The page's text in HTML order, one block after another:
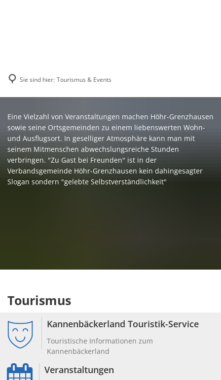
Sie sind hier: Tourismus & Events
&
Events
Eine Vielzahl von Veranstaltungen machen Höhr-Grenzhausen
sowie seine Ortsgemeinden zu einem liebenswerten Wohn-
und Ausflugsort. In geselliger Atmosphäre kann man mit
seinem Mitmenschen abwechslungsreiche Stunden
verbringen. "Zu Gast bei Freunden" ist in der
Verbandsgemeinde Höhr-Grenzhausen kein dahingesagter
Slogan sondern "gelebte Selbstverständlichkeit"
Tourismus
Kannenbäckerland Touristik-Service
Touristische Informationen zum
Kannenbäckerland
Veranstaltungen